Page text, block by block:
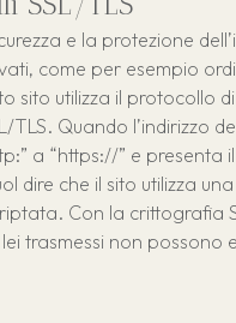
e la protezione
come per esempio
sito utilizza il protocollo di
TLS. Quando l’indirizzo
a “https://” e presenta
dire che il sito utilizza una
Con la crittografia
trasmessi non possono